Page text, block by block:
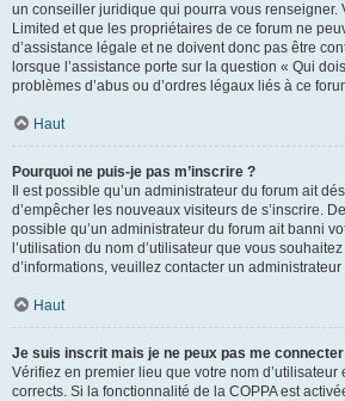
un conseiller juridique qui pourra vous renseigner.
Limited et que les propriétaires de ce forum ne
d’assistance légale et ne doivent donc pas être
lorsque l’assistance porte sur la question « Qui
problèmes d’abus ou d’ordres légaux liés à ce
Haut
Pourquoi ne puis-je pas m’inscrire ?
Il est possible qu’un administrateur du forum ait
d’empêcher les nouveaux visiteurs de s’inscrire.
possible qu’un administrateur du forum ait banni
l’utilisation du nom d’utilisateur que vous
d’informations, veuillez contacter un administrateur
Haut
Je suis inscrit mais je ne peux pas me connecter
Vérifiez en premier lieu que votre nom d’utilisateur
corrects. Si la fonctionnalité de la COPPA est